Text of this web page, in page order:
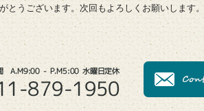
とうございます。次回もよろしくお願いします。